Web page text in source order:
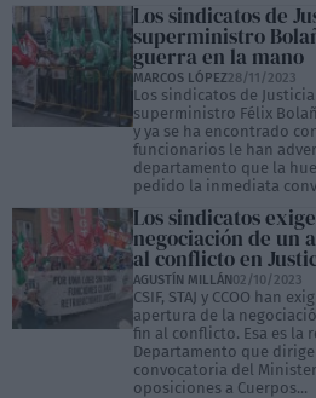
Los sindicatos de
superministro
guerra en la mano
MARCOS LÓPEZ28/11/2023
Los sindicatos de
superministro Félix
y ya se ha encontrado
funcionarios le han
departamento que la
pedido la inmediata
Los sindicatos
negociación de un
al conflicto en
AGUSTÍN MILLÁN02/10/2023
CSIF, STAJ y CCOO han
apertura de la
fin al conflicto. Esa es la
Departamento que
convocatoria del
oposiciones a Cuerpos...